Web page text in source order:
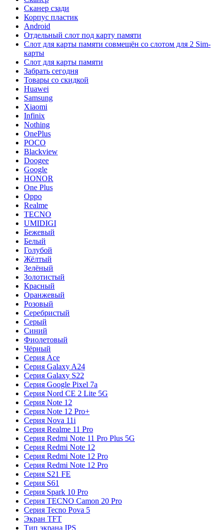
Сканер сзади
Корпус пластик
Android
Отдельный слот под карту памяти
Слот для карты памяти совмещён со слотом для 2 Sim-
карты
Слот для карты памяти
Забрать сегодня
Товары со скидкой
Huawei
Samsung
Xiaomi
Infinix
Nothing
OnePlus
POCO
Blackview
Doogee
Google
HONOR
One Plus
Oppo
Realme
TECNO
UMIDIGI
Бежевый
Белый
Голубой
Жёлтый
Зелёный
Золотистый
Красный
Оранжевый
Розовый
Серебристый
Серый
Синий
Фиолетовый
Чёрный
Серия Ace
Серия Galaxy A24
Серия Galaxy S22
Серия Google Pixel 7a
Серия Nord CE 2 Lite 5G
Серия Note 12
Серия Note 12 Pro+
Серия Nova 11i
Серия Realme 11 Pro
Серия Redmi Note 11 Pro Plus 5G
Серия Redmi Note 12
Серия Redmi Note 12 Pro
Серия Redmi Note 12 Pro
Серия S21 FE
Серия S61
Серия Spark 10 Pro
Серия TECNO Camon 20 Pro
Серия Tecno Pova 5
Экран TFT
Тип экрана IPS